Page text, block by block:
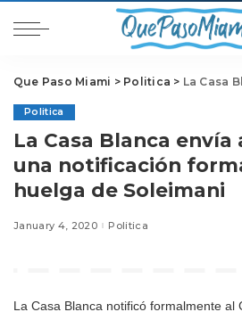
Que Paso Miami > Politica > La Casa Blanca envía
Politica
La Casa Blanca envía
una notificación
huelga de Soleimani
January 4, 2020 Politica
La Casa Blanca notificó formalmente al